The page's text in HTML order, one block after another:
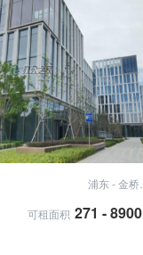
可租面积 271 - 8900